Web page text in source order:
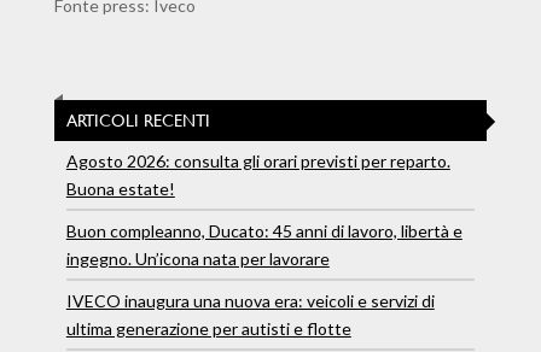
Fonte press: Iveco
ARTICOLI RECENTI
Agosto 2026: consulta gli orari previsti per reparto.
Buona estate!
Buon compleanno, Ducato: 45 anni di lavoro, libertà e
ingegno. Un’icona nata per lavorare
IVECO inaugura una nuova era: veicoli e servizi di
ultima generazione per autisti e flotte